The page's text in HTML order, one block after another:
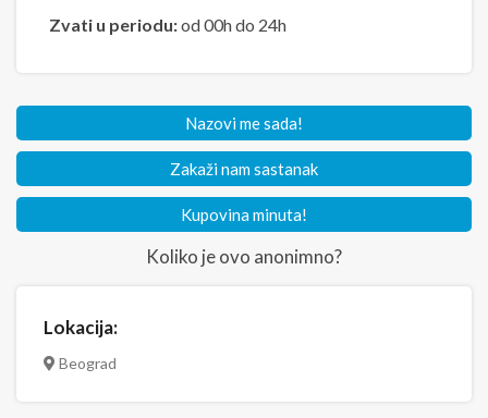
Zvati u periodu:od 00h do 24h
Nazovi me sada!
Zakaži nam sastanak
Kupovina minuta!
Koliko je ovo anonimno?
Lokacija:
Beograd